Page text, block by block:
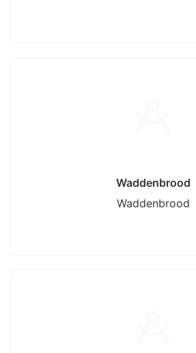
Waddenbrood
Waddenbrood